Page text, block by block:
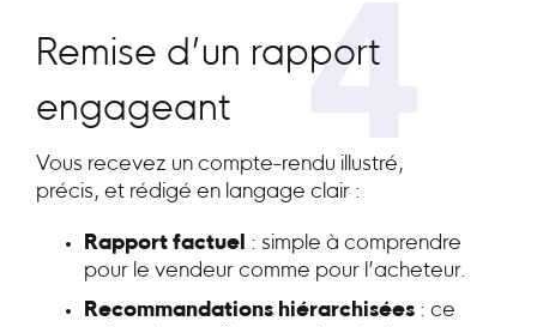
4
Remise d’un rapport
engageant
Vous recevez un compte-rendu illustré,
précis, et rédigé en langage clair :
Rapport factuel : simple à comprendre
pour le vendeur comme pour l’acheteur.
Recommandations hiérarchisées : ce